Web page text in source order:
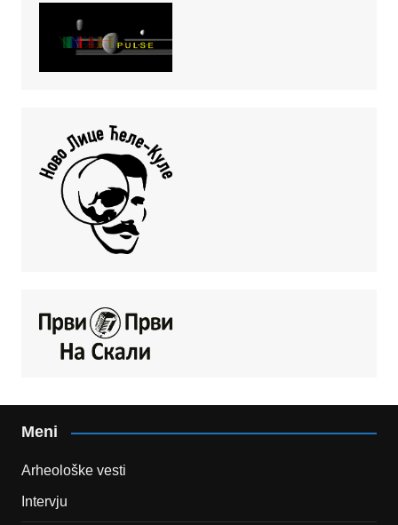
Meni
Arheološke vesti
Intervju